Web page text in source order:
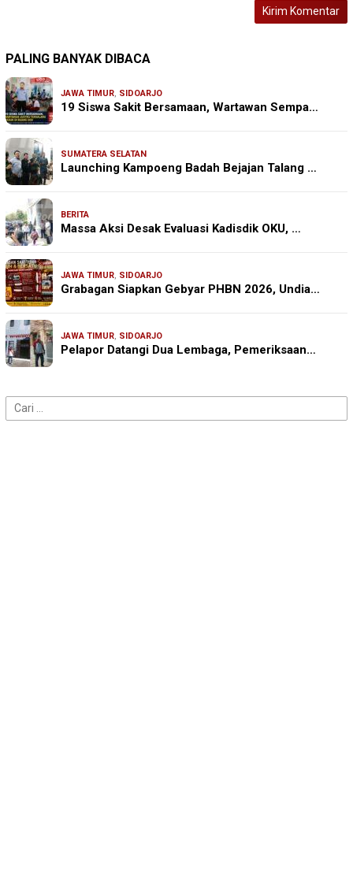
PALING BANYAK DIBACA
JAWA TIMUR, SIDOARJO
19 Siswa Sakit Bersamaan, Wartawan Sempa…
SUMATERA SELATAN
Launching Kampoeng Badah Bejajan Talang …
BERITA
Massa Aksi Desak Evaluasi Kadisdik OKU, …
JAWA TIMUR, SIDOARJO
Grabagan Siapkan Gebyar PHBN 2026, Undia…
JAWA TIMUR, SIDOARJO
Pelapor Datangi Dua Lembaga, Pemeriksaan…
Cari
untuk: